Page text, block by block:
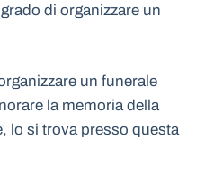
di organizzare un
un funerale
la memoria della
lo si trova presso questa